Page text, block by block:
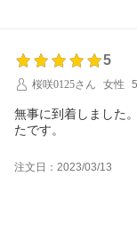
5
桜咲0125さん
女性
無事に到着しました
たです。
注文日：2023/03/13